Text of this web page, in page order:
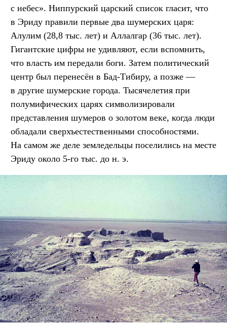
с небес». Ниппурский царский список гласит, что
в Эриду правили первые два шумерских царя:
Алулим (28,8 тыс. лет) и Аллалгар (36 тыс. лет).
Гигантские цифры не удивляют, если вспомнить,
что власть им передали боги. Затем политический
центр был перенесён в Бад-Тибиру, а позже —
в другие шумерские города. Тысячелетия при
полумифических царях символизировали
представления шумеров о золотом веке, когда люди
обладали сверхъестественными способностями.
На самом же деле земледельцы поселились на месте
Эриду около 5-го тыс. до н. э.